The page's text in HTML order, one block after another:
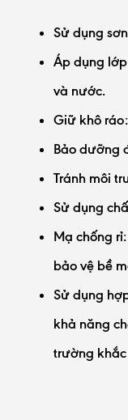
Sử dụng
Áp dụng
và nước.
Giữ khô ráo:
Bảo dưỡng
Tránh môi
Sử dụng
Mạ chống rỉ:
bảo vệ bề
Sử dụng
khả năng
trường